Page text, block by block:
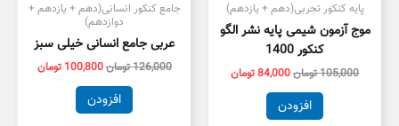
پایه کنکور تجربی(دهم + یازدهم)
موج آزمون شیمی پایه نشر الگو
کنکور 1400
105,000تومان84,000تومان
افزودن
جامع کنکور انسانی(دهم + یازدهم +
دوازدهم)
عربی جامع انسانی خیلی سبز
126,000تومان100,800 تومان
افزودن